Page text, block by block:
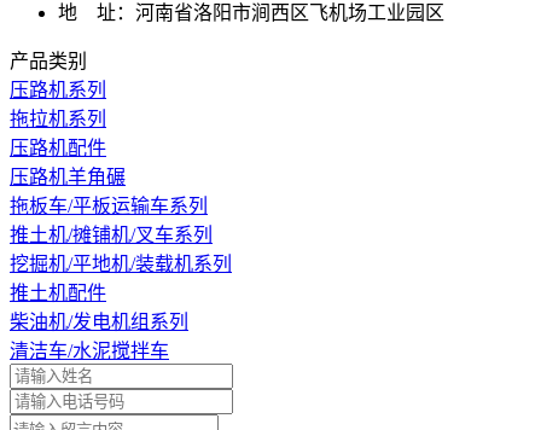
地 址：河南省洛阳市涧西区飞机场工业园区
产品类别
压路机系列
拖拉机系列
压路机配件
压路机羊角碾
拖板车/平板运输车系列
推土机/摊铺机/叉车系列
挖掘机/平地机/装载机系列
推土机配件
柴油机/发电机组系列
清洁车/水泥搅拌车